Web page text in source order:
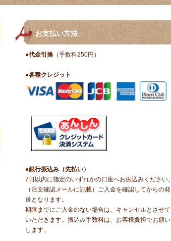
お支払い方法
●代金引換（手数料250円）
●各種クレジット
●銀行振込み（先払い）
7日以内に指定のいずれかの口座へお振込みください。
（注文確認メールに記載）ご入金を確認してからの発
送となります。
期限までにご入金のない場合は、キャンセルとさせて
いただきます。振込み手数料は、お客様負担でお願い
します。